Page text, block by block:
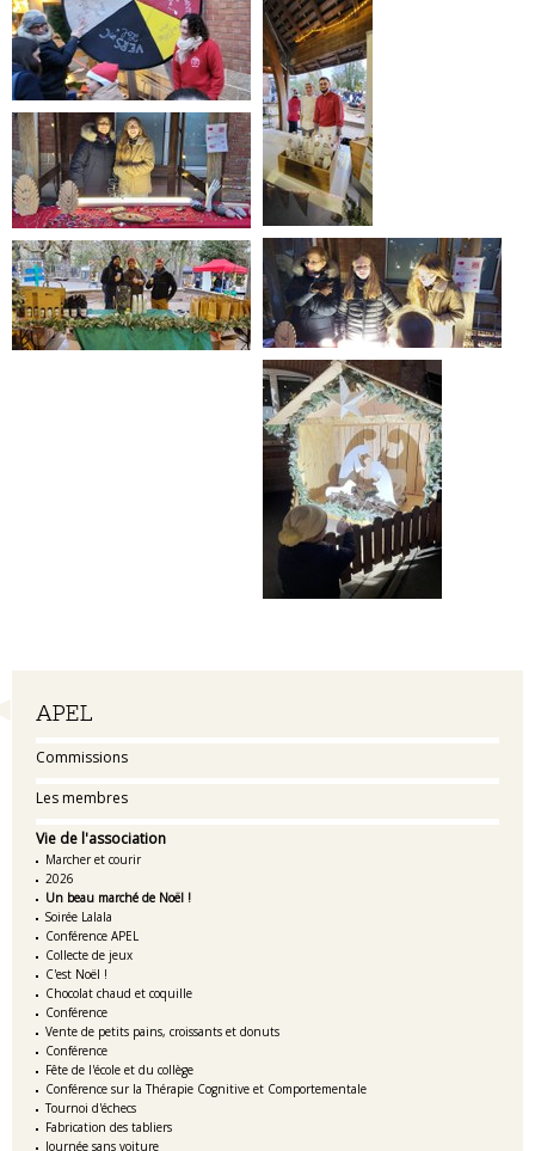
Navigation
APEL
Commissions
Les membres
Vie de l'association
Marcher et courir
2026
Un beau marché de Noël !
Soirée Lalala
Conférence APEL
Collecte de jeux
C'est Noël !
Chocolat chaud et coquille
Conférence
Vente de petits pains, croissants et donuts
Conférence
Fête de l'école et du collège
Conférence sur la Thérapie Cognitive et Comportementale
Tournoi d'échecs
Fabrication des tabliers
Journée sans voiture